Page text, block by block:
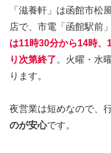
「滋養軒」は函館市松
店で、市電「函館駅前
は11時30分から14時、
り次第終了。火曜・水
ります。
夜営業は短めなので、
のが安心です。